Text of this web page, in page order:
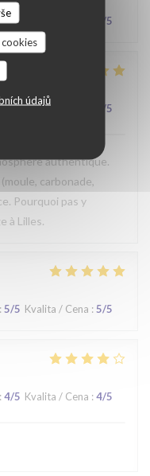
údajů
3/5 /5
4/5 Kvalita / Cena /5
authentique.
carbonade,
Pourquoi pas y
à Lilles.
: 5/5 Kvalita / Cena :5/5
: 4/5 Kvalita / Cena : 4/5